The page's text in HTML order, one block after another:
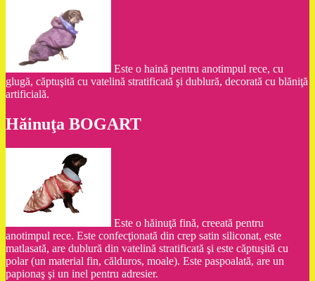
Este o haină pentru anotimpul rece, cu
glugă, căptuşită cu vatelină stratificată şi dublură, decorată cu blăniţă
artificială.
Hăinuţa BOGART
Este o hăinuţă fină, creeată pentru
anotimpul rece. Este confecţionată din crep satin siliconat, este
matlasată, are dublură din vatelină stratificată şi este căptuşită cu
polar (un material fin, călduros, moale). Este paspoalată, are un
papionaş şi un inel pentru adresier.